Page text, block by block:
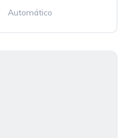
Automático